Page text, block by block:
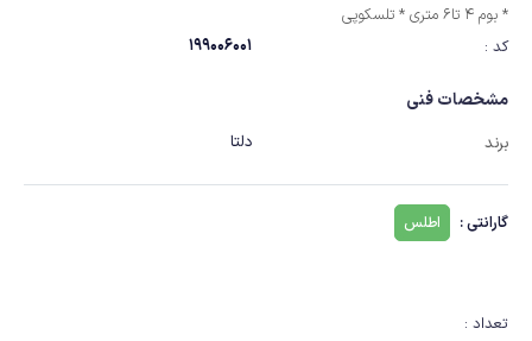
* بوم 4 تا6 متری * تلسکوپی
کد :
199006001
مشخصات فنی
برند دلتا
گارانتی : اطلس
تعداد :